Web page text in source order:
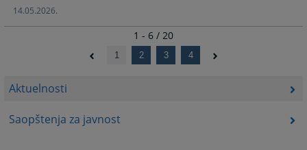
Aktuelnosti
Saopštenja za javnost
14.05.2026.
1 - 6 / 20
1 2 3 4